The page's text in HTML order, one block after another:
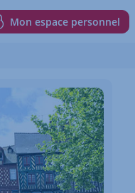
Mon espace personnel